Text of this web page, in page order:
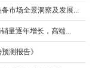
市场全景洞察及发展...
量逐年增长，高端...
测报告》